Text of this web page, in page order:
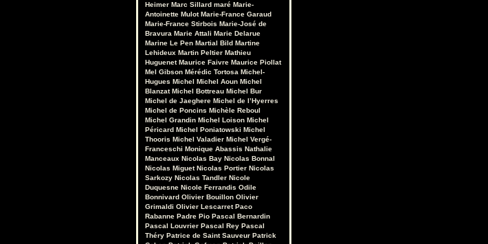
Heimer Marc Sillard maré Marie-
Antoinette Mulot Marie-France Garaud
Marie-France Stirbois Marie-José de
Bravura Marie Attali Marie Delarue
Marine Le Pen Martial Bild Martine
Lehideux Martin Peltier Mathieu
Huguenet Maurice Faivre Maurice Piollat
Mel Gibson Mérédic Tortosa Michel-
Hugues Michel Michel Aoun Michel
Blanzat Michel Bottreau Michel Bur
Michel de Jaeghere Michel de l’Hyerres
Michel de Poncins Michèle Reboul
Michel Grandin Michel Loison Michel
Péricard Michel Poniatowski Michel
Thooris Michel Valadier Michel Vergé-
Franceschi Monique Abassis Nathalie
Manceaux Nicolas Bay Nicolas Bonnal
Nicolas Miguet Nicolas Portier Nicolas
Sarkozy Nicolas Tandler Nicole
Duquesne Nicole Ferrandis Odile
Bonnivard Olivier Bouillon Olivier
Grimaldi Olivier Lescarret Paco
Rabanne Padre Pio Pascal Bernardin
Pascal Louvrier Pascal Rey Pascal
Théry Patrice de Saint Sauveur Patrick